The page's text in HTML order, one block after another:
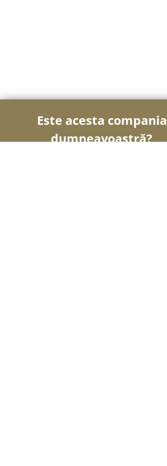
Este acesta compania
dumneavoastră?